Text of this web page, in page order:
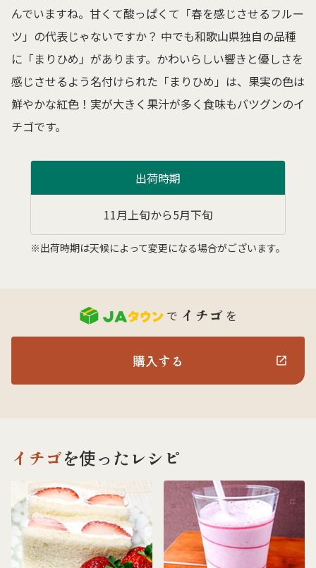
んでいますね。甘くて酸っぱくて「春を感じさせるフルー
ツ」の代表じゃないですか？ 中でも和歌山県独自の品種
に「まりひめ」があります。かわいらしい響きと優しさを
感じさせるよう名付けられた「まりひめ」は、果実の色は
鮮やかな紅色！実が大きく果汁が多く食味もバツグンのイ
チゴです。
出荷時期
11月上旬から5月下旬
※出荷時期は天候によって変更になる場合がございます。
で イチゴ を
購入する
イチゴを使ったレシピ